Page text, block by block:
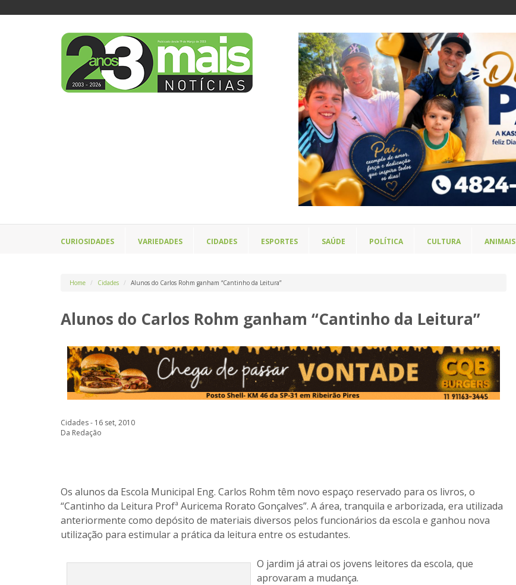
CURIOSIDADES VARIEDADES CIDADES ESPORTES SAÚDE POLÍTICA CULTURA ANIMAIS
Home Cidades Alunos do Carlos Rohm ganham “Cantinho da Leitura”
Alunos do Carlos Rohm ganham “Cantinho da Leitura”
Cidades - 16 set, 2010
Da Redação
Os alunos da Escola Municipal Eng. Carlos Rohm têm novo espaço reservado para os livros, o
“Cantinho da Leitura Profª Auricema Rorato Gonçalves”. A área, tranquila e arborizada, era utilizada
anteriormente como depósito de materiais diversos pelos funcionários da escola e ganhou nova
utilização para estimular a prática da leitura entre os estudantes.
O jardim já atrai os jovens leitores da escola, que
aprovaram a mudança.